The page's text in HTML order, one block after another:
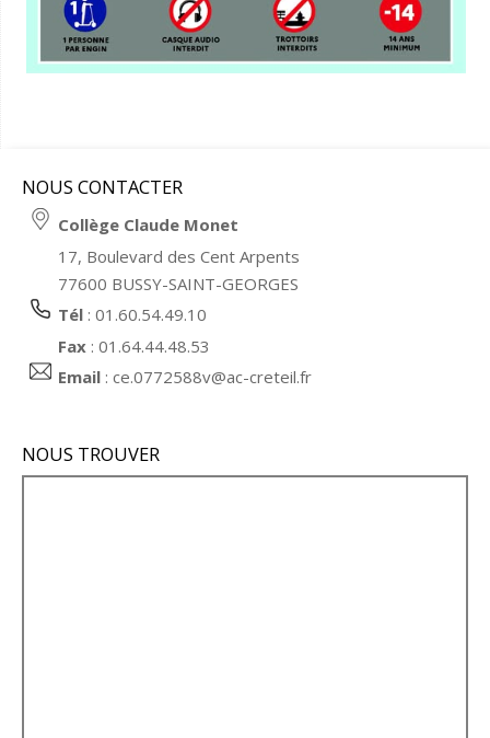
NOUS CONTACTER
Collège Claude Monet
17, Boulevard des Cent Arpents
77600 BUSSY-SAINT-GEORGES
Tél : 01.60.54.49.10
Fax : 01.64.44.48.53
Email :ce.0772588v@ac-creteil.fr
NOUS TROUVER